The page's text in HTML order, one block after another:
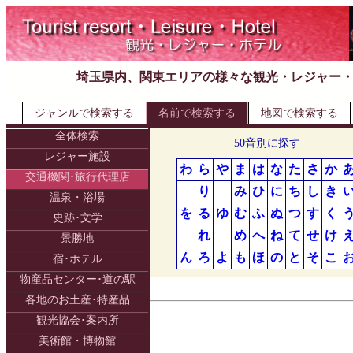
埼玉県内、関東エリアの様々な観光・レジャー
ジャンルで検索する 名前で検索する
地図で検索する
全体検索
レジャー施設
交通機関･旅行代理店
温泉・浴場
史跡･文学
景勝地
宿･ホテル
物産品センター･道の駅
各地のお土産･特産品
観光協会･案内所
美術館・博物館
50音別に探す
わ ら や ま は な た さ か
り
み ひ に ち し き
を る ゆ む ふ ぬ つ す く
れ
め へ ね て せ け
ん ろ よ も ほ の と そ こ